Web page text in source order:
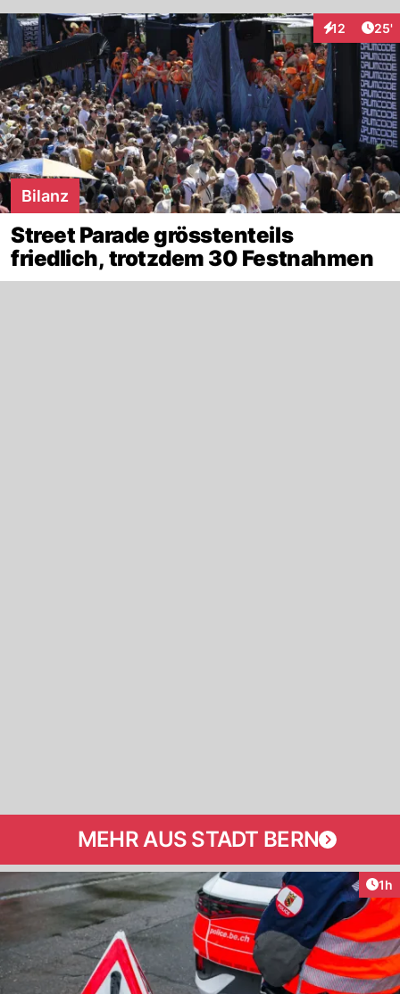
12
Interaktionen
25'
Bilanz
Street Parade grösstenteils
friedlich, trotzdem 30 Festnahmen
MEHR AUS STADT BERN
1h